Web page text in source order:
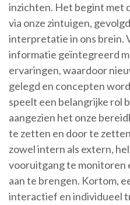
inzichten. Het begint met
via onze zintuigen,
interpretatie in ons brein.
informatie geïntegreerd
ervaringen, waardoor
gelegd en concepten
speelt een belangrijke rol
aangezien het onze
te zetten en door te
zowel intern als extern,
vooruitgang te monitoren
aan te brengen. Kortom,
interactief en individueel